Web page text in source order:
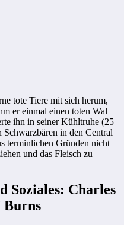
tote Tiere mit sich herum,
er einmal einen toten Wal
ihn in seiner Kühltruhe (25
in den Central
terminlichen Gründen nicht
und das Fleisch zu
Soziales: Charles
Burns